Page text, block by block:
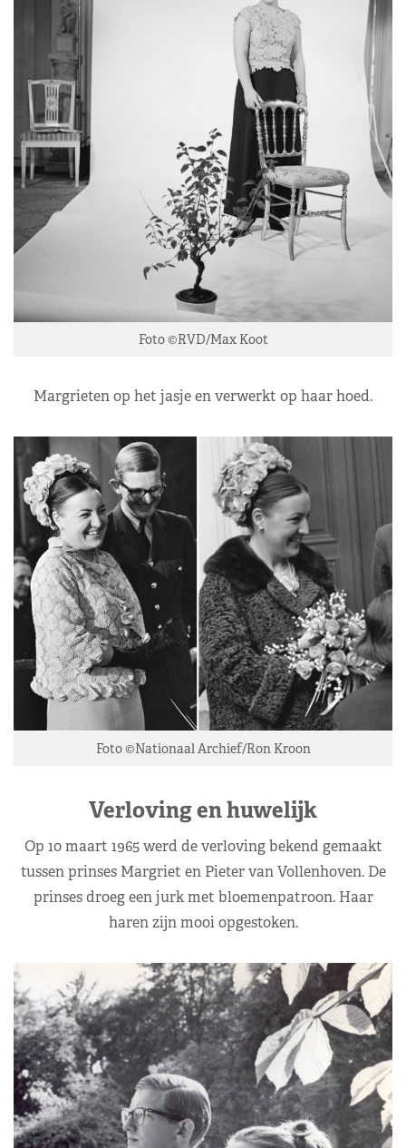
Foto ©RVD/Max Koot
Margrieten op het jasje en verwerkt op haar hoed.
Foto ©Nationaal Archief/Ron Kroon
Verloving en huwelijk
Op 10 maart 1965 werd de verloving bekend gemaakt
tussen prinses Margriet en Pieter van Vollenhoven. De
prinses droeg een jurk met bloemenpatroon. Haar
haren zijn mooi opgestoken.